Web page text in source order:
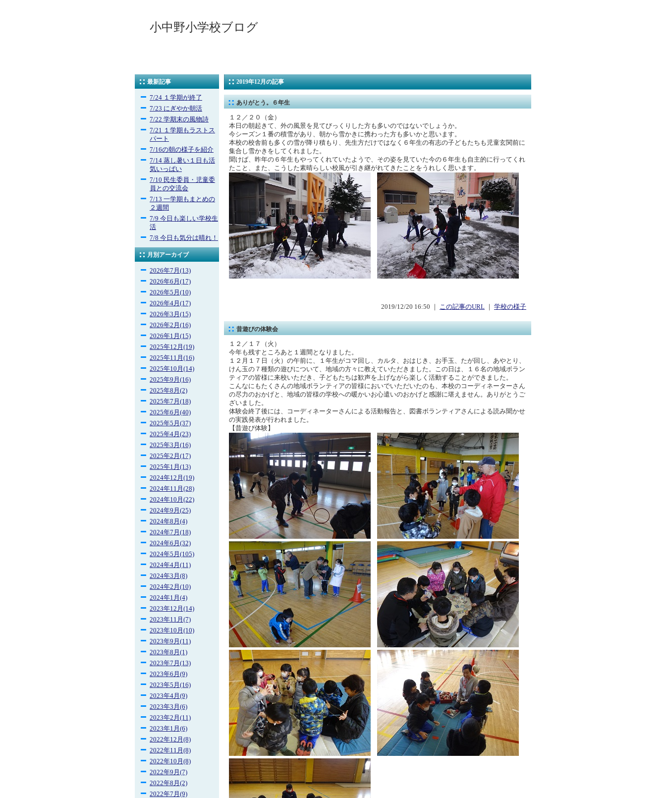
小中野小学校ブログ
最新記事
7/24 １学期が終了
7/23 にぎやか朝活
7/22 学期末の風物詩
7/21 １学期もラストス
パート
7/16の朝の様子を紹介
7/14 蒸し暑い１日も活
気いっぱい
7/10 民生委員・児童委
員との交流会
7/13 一学期もまとめの
２週間
7/9 今日も楽しい学校生
活
7/8 今日も気分は晴れ！
月別アーカイブ
2026年7月(13)
2026年6月(17)
2026年5月(10)
2026年4月(17)
2026年3月(15)
2026年2月(16)
2026年1月(15)
2025年12月(19)
2025年11月(16)
2025年10月(14)
2025年9月(16)
2025年8月(2)
2025年7月(18)
2025年6月(40)
2025年5月(37)
2025年4月(23)
2025年3月(16)
2025年2月(17)
2025年1月(13)
2024年12月(19)
2024年11月(28)
2024年10月(22)
2024年9月(25)
2024年8月(4)
2024年7月(18)
2024年6月(32)
2024年5月(105)
2024年4月(11)
2024年3月(8)
2024年2月(10)
2024年1月(4)
2023年12月(14)
2023年11月(7)
2023年10月(10)
2023年9月(11)
2023年8月(1)
2023年7月(13)
2023年6月(9)
2023年5月(16)
2023年4月(9)
2023年3月(6)
2023年2月(11)
2023年1月(6)
2022年12月(8)
2022年11月(8)
2022年10月(8)
2022年9月(7)
2022年8月(2)
2022年7月(9)
2019年12月の記事
ありがとう。６年生
１２／２０（金）
本日の朝起きて、外の風景を見てびっくりした方も多いのではないでしょうか。
今シーズン１番の積雪があり、朝から雪かきに携わった方も多いかと思います。
本校の校舎前も多くの雪が降り積もり、先生方だけではなく６年生の有志の子どもたちも児童玄関前に
集合し雪かきをしてくれました。
聞けば、昨年の６年生もやってくれていたようで、その姿を見ていた今の６年生も自主的に行ってくれ
たこと、また、こうした素晴らしい校風が引き継がれてきたことをうれしく思います。
2019/12/20 16:50 ｜ この記事のURL 学校の様子
昔遊びの体験会
１２／１７（火）
今年も残すところあと１週間となりました。
１２月１７日（火）の午前に、１年生がコマ回し、カルタ、おはじき、お手玉、たが回し、あやとり、
けん玉の７種類の遊びについて、地域の方々に教えていただきました。この日は、１６名の地域ボラン
ティアの皆様に来校いただき、子どもたちは歓声を上げながら楽しく活動することができました。
こんなにもたくさんの地域ボランティアの皆様においでいただいたのも、本校のコーディネーターさん
の尽力のおかげと、地域の皆様の学校への暖かいお心遣いのおかげと感謝に堪えません。ありがとうご
ざいました。
体験会終了後には、コーディネーターさんによる活動報告と、図書ボランティアさんによる読み聞かせ
の実践発表が行われました。
【昔遊び体験】